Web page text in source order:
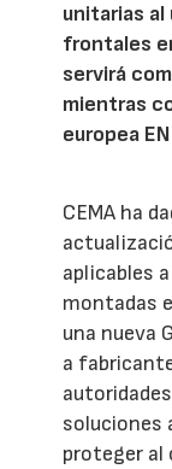
unitarias al
frontales
servirá
mientras
europea
CEMA ha
aplicables
montadas
una nueva
a
soluciones
proteger al